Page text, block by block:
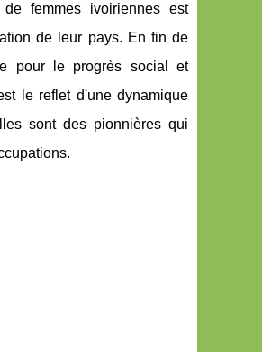
femmes ivoiriennes est
de leur pays. En fin de
pour le progrès social et
le reflet d'une dynamique
sont des pionnières qui